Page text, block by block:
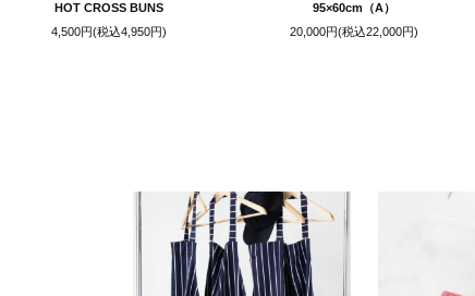
HOT CROSS BUNS
4,500円(税込4,950円)
95×60cm（A）
20,000円(税込22,000円)